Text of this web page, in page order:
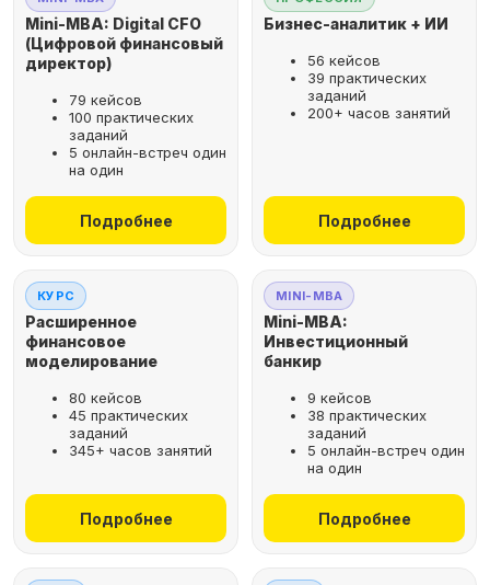
Mini-MBA: Digital CFO
(Цифровой финансовый
директор)
79 кейсов
100 практических
заданий
5 онлайн-встреч один
на один
Подробнее
Бизнес-аналитик + ИИ
56 кейсов
39 практических
заданий
200+ часов занятий
Подробнее
КУРС
Расширенное
финансовое
моделирование
80 кейсов
45 практических
заданий
345+ часов занятий
Подробнее
MINI-MBA
Mini-MBA:
Инвестиционный
банкир
9 кейсов
38 практических
заданий
5 онлайн-встреч один
на один
Подробнее